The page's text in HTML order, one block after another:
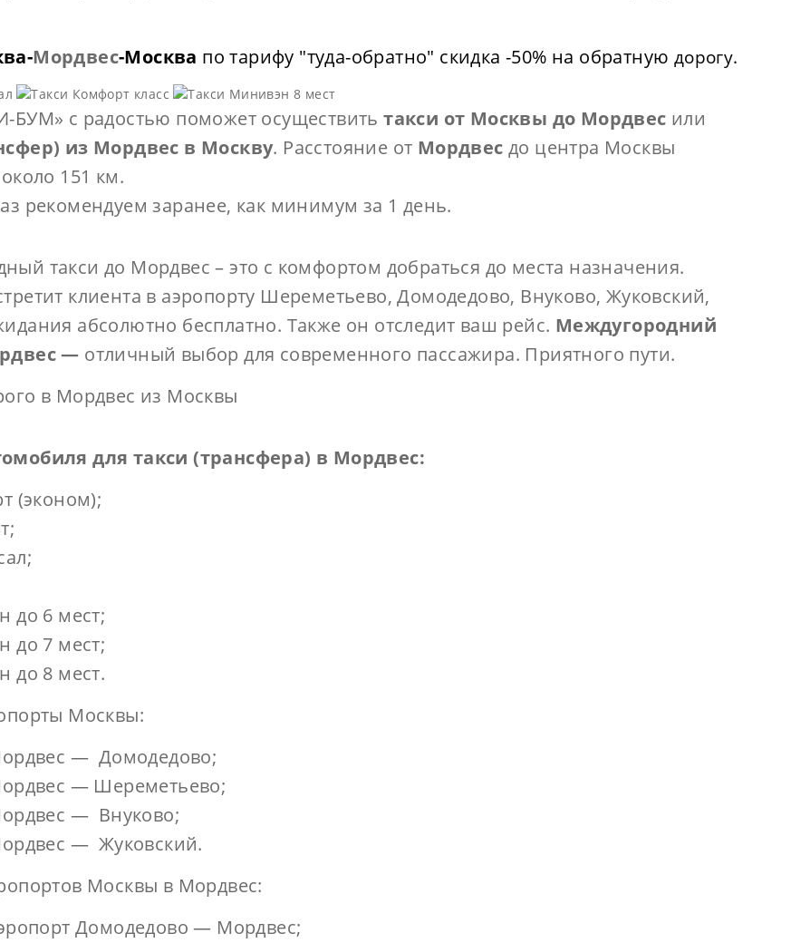
Мордвес-Москва по тарифу "туда-обратно" скидка -50% на обратную дорогу.
БУМ» с радостью поможет осуществитьтакси от Москвы до Мордвес или
из Мордвес в Москву. Расстояние от Мордвес до центра Москвы
151 км.
рекомендуем заранее, как минимум за 1 день.
такси до Мордвес – это с комфортом добраться до места назначения.
клиента в аэропорту Шереметьево, Домодедово, Внуково, Жуковский,
абсолютно бесплатно. Также он отследит ваш рейс. Междугородний
— отличный выбор для современного пассажира. Приятного пути.
в Мордвес из Москвы
для такси (трансфера) в Мордвес:
(эконом);
до 6 мест;
до 7 мест;
до 8 мест.
Москвы:
— Домодедово;
— Шереметьево;
— Внуково;
— Жуковский.
Москвы в Мордвес:
Домодедово — Мордвес;